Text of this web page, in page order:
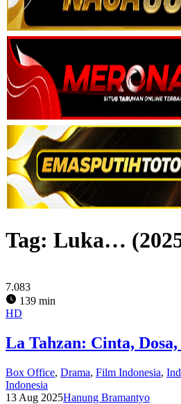
Tag: Luka…
7.083
139 min
HD
La Tahzan: Cinta,
Box Office, Drama, Film Indonesia,
Indonesia
13 Aug 2025Hanung Bramantyo